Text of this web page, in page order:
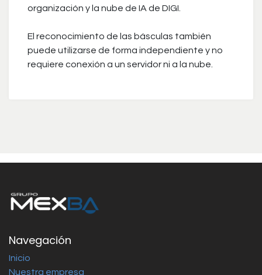
organización y la nube de IA de DIGI.
El reconocimiento de las básculas también
puede utilizarse de forma independiente y no
requiere conexión a un servidor ni a la nube.
Navegación
Inicio
Nuestra empresa